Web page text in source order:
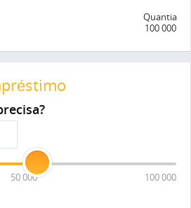
Quantia
100 000
50 000 100 000